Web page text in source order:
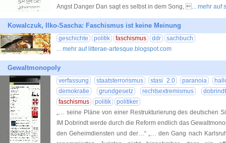
Angst Danger Dan sagt es selbst in dem Song, ... mehr auf
Kowalczuk, Ilko-Sascha: Faschismus ist keine Meinung
geschichte politik faschismus ddr
sachbuch
... mehr auf litterae-artesque.blogspot.com
Gewaltmonopoly
verfassung staatsterrorismus stasi 2.0 paranoia
demokratie
grundgesetz rechtsextremismus
dobrindt
faschismus
politik
politiker
„… seine Pläne von einer Restrukturierung des deutschen
IM Dobrindt werde durch die Reform endlich das
den Geheimdiensten und der…“ „… den Gang nach